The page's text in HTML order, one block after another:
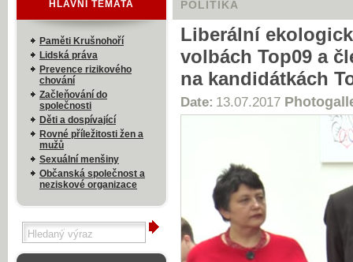
POLITIKA
Liberální
volbách Top09 a
na kandidátkách
Date: 13.07.2017
HLAVNÍ TÉMATA
Paměti Krušnohoří
Lidská práva
Prevence rizikového
chování
Začleňování do
společnosti
Děti a dospívající
Rovné příležitosti žen a
mužů
Sexuální menšiny
Občanská společnost a
neziskové organizace